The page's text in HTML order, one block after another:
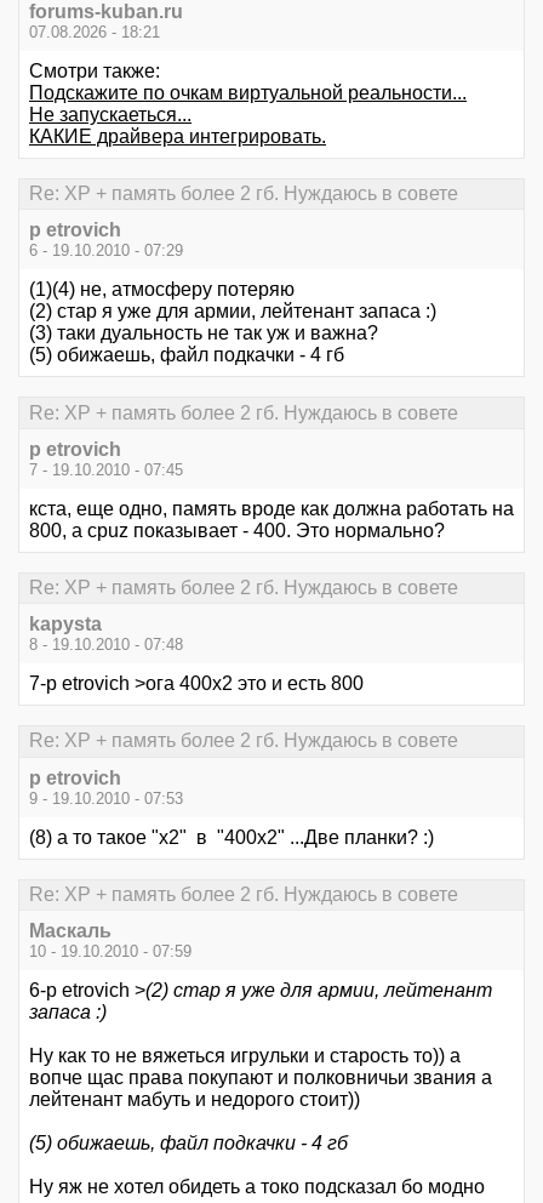
forums-kuban.ru
07.08.2026 - 18:21
Смотри также:
Подскажите по очкам виртуальной реальности...
Не запускаеться...
КАКИЕ драйвера интегрировать.
Re: XP + память более 2 гб. Нуждаюсь в совете
p etrovich
6 - 19.10.2010 - 07:29
(1)(4) не, атмосферу потеряю
(2) стар я уже для армии, лейтенант запаса :)
(3) таки дуальность не так уж и важна?
(5) обижаешь, файл подкачки - 4 гб
Re: XP + память более 2 гб. Нуждаюсь в совете
p etrovich
7 - 19.10.2010 - 07:45
кста, еще одно, память вроде как должна работать на
800, а cpuz показывает - 400. Это нормально?
Re: XP + память более 2 гб. Нуждаюсь в совете
kapysta
8 - 19.10.2010 - 07:48
7-p etrovich >ога 400х2 это и есть 800
Re: XP + память более 2 гб. Нуждаюсь в совете
p etrovich
9 - 19.10.2010 - 07:53
(8) а то такое "х2" в "400х2" ...Две планки? :)
Re: XP + память более 2 гб. Нуждаюсь в совете
Маскаль
10 - 19.10.2010 - 07:59
6-p etrovich >(2) стар я уже для армии, лейтенант
запаса :)
Ну как то не вяжеться игрульки и старость то)) а
вопче щас права покупают и полковничьи звания а
лейтенант мабуть и недорого стоит))
(5) обижаешь, файл подкачки - 4 гб
Ну яж не хотел обидеть а токо подсказал бо модно